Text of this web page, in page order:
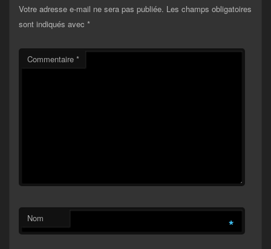
Votre adresse e-mail ne sera pas publiée. Les champs obligatoires
sont indiqués avec *
Commentaire *
Nom *